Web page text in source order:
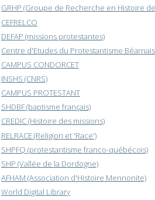
GRHP (Groupe de Recherche en Histoire
CEFRELCO
DEFAP (missions protestantes)
Centre d'Etudes du Protestantisme Béarnais
CAMPUS CONDORCET
INSHS (CNRS)
CAMPUS PROTESTANT
SHDBF (baptisme français)
CREDIC (Histoire des missions)
RELRACE (Religion et 'Race')
SHPFQ (protestantisme franco-québécois)
SHP (Vallée de la Dordogne)
AFHAM (Association d'Histoire Mennonite)
World Digital Library